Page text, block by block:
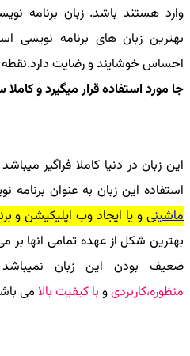
وارد هستند باشد. زبان برنامه
بهترین زبان های برنامه نویسی
احساس خوشایند و رضایت
جا مورد استفاده قرار میگیرد و کاملا
این زبان در دنیا کاملا فراگیر
استفاده این زبان به عنوان برنامه
ماشینی و یا ایجاد وب اپلیکیشن و
بهترین شکل از عهده تمامی انها بر
ضعیف بودن این زبان
منظوره،کاربردیو با کیفیت بالا می